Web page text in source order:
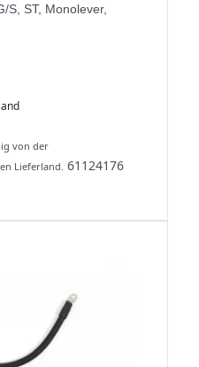
S, ST, Monolever,
von der
Lieferland. 61124176